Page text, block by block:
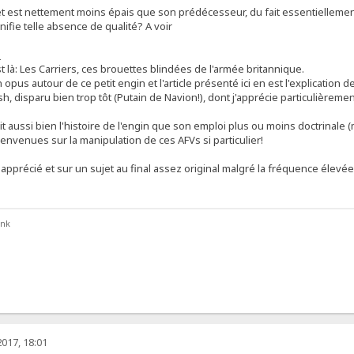
est nettement moins épais que son prédécesseur, du fait
telle absence de qualité? A voir
là: Les Carriers, ces brouettes blindées de l'armée britannique.
autour de ce petit engin et l'article présenté ici en est l'explication
disparu bien trop tôt (Putain de Navion!), dont j'apprécie
aussi bien l'histoire de l'engin que son emploi plus ou moins doctrinale
sur la manipulation de ces AFVs si particulier!
et sur un sujet au final assez original malgré la fréquence
18:01